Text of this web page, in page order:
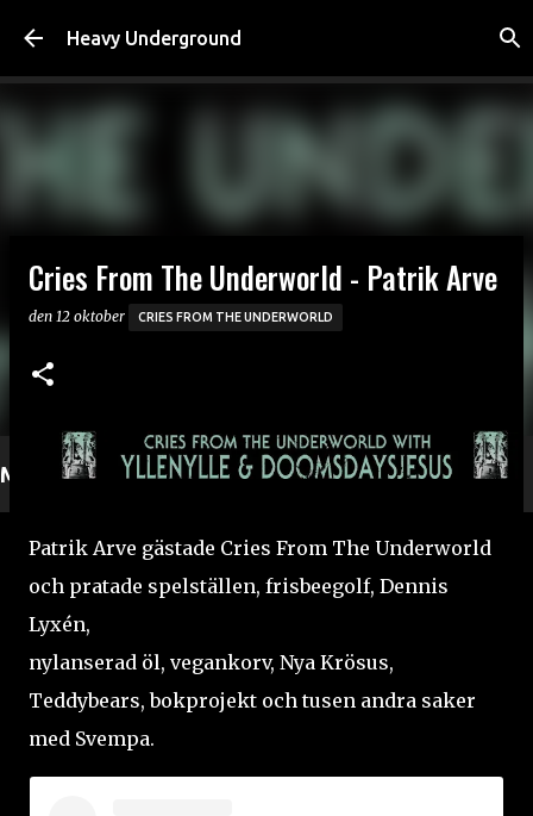
Fortsätt till huvudinnehåll
Heavy Underground
Mer läsning
Cries From The Underworld - Patrik Arve
den 12 oktober CRIES FROM THE UNDERWORLD
Patrik Arve gästade Cries From The Underworld
och pratade spelställen, frisbeegolf, Dennis
Lyxén,
nylanserad öl, vegankorv, Nya Krösus,
Teddybears, bokprojekt och tusen andra saker
med Svempa.